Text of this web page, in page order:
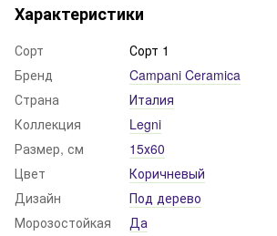
Характеристики
Сорт
Сорт 1
Бренд
Campani Ceramica
Страна
Италия
Коллекция
Legni
Размер, см
15х60
Цвет
Коричневый
Дизайн
Под дерево
Морозостойкая
Да